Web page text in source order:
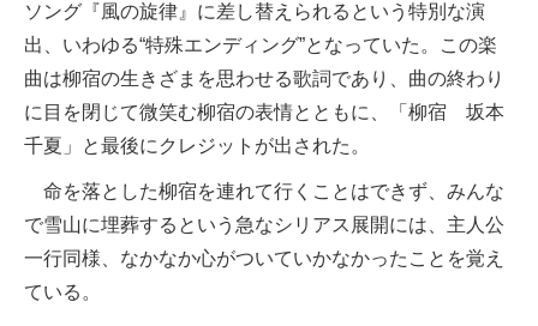
ソング『風の旋律』に差し替えられるという特別な演
出、いわゆる“特殊エンディング”となっていた。この楽
曲は柳宿の生きざまを思わせる歌詞であり、曲の終わり
に目を閉じて微笑む柳宿の表情とともに、「柳宿 坂本
千夏」と最後にクレジットが出された。
命を落とした柳宿を連れて行くことはできず、みんな
で雪山に埋葬するという急なシリアス展開には、主人公
一行同様、なかなか心がついていかなかったことを覚え
ている。